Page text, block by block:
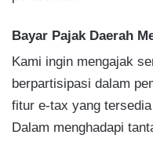
Bayar Pajak Daerah
Kami ingin mengajak
berpartisipasi dalam
fitur e-tax yang
Dalam menghadapi